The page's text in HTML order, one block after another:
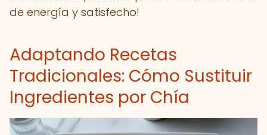
de energía y satisfecho!
Adaptando Recetas
Tradicionales: Cómo Sustituir
Ingredientes por Chía